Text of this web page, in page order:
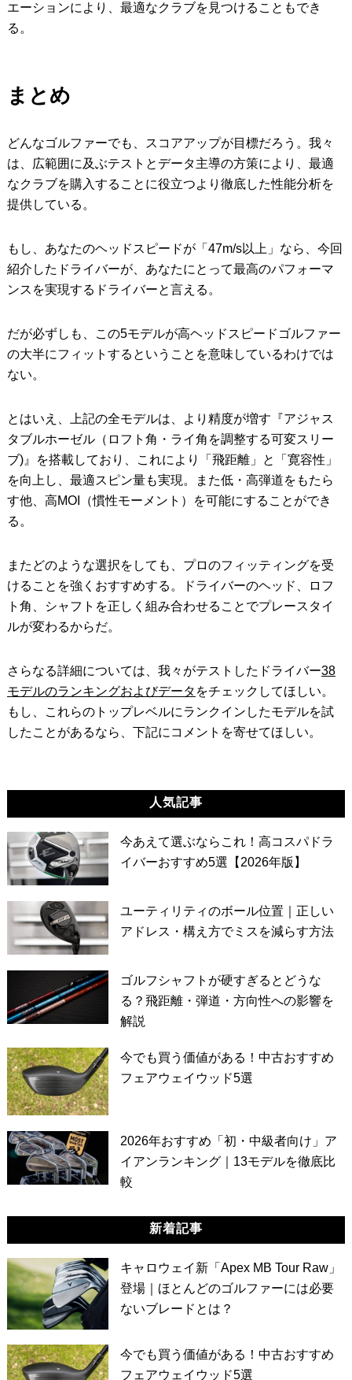
エーションにより、最適なクラブを見つけることもでき
る。
まとめ
どんなゴルファーでも、スコアアップが目標だろう。我々
は、広範囲に及ぶテストとデータ主導の方策により、最適
なクラブを購入することに役立つより徹底した性能分析を
提供している。
もし、あなたのヘッドスピードが「47m/s以上」なら、今回
紹介したドライバーが、あなたにとって最高のパフォーマ
ンスを実現するドライバーと言える。
だが必ずしも、この5モデルが高ヘッドスピードゴルファー
の大半にフィットするということを意味しているわけでは
ない。
とはいえ、上記の全モデルは、より精度が増す『アジャス
タブルホーゼル（ロフト角・ライ角を調整する可変スリー
ブ)』を搭載しており、これにより「飛距離」と「寛容性」
を向上し、最適スピン量も実現。また低・高弾道をもたら
す他、高MOI（慣性モーメント）を可能にすることができ
る。
またどのような選択をしても、プロのフィッティングを受
けることを強くおすすめする。ドライバーのヘッド、ロフ
ト角、シャフトを正しく組み合わせることでプレースタイ
ルが変わるからだ。
さらなる詳細については、我々がテストしたドライバー38
モデルのランキングおよびデータ をチェックしてほしい。
もし、これらのトップレベルにランクインしたモデルを試
したことがあるなら、下記にコメントを寄せてほしい。
人気記事
今あえて選ぶならこれ！高コスパドラ
イバーおすすめ5選【2026年版】
ユーティリティのボール位置｜正しい
アドレス・構え方でミスを減らす方法
ゴルフシャフトが硬すぎるとどうな
る？飛距離・弾道・方向性への影響を
解説
今でも買う価値がある！中古おすすめ
フェアウェイウッド5選
2026年おすすめ「初・中級者向け」ア
イアンランキング｜13モデルを徹底比
較
新着記事
キャロウェイ新「Apex MB Tour Raw」
登場｜ほとんどのゴルファーには必要
ないブレードとは？
今でも買う価値がある！中古おすすめ
フェアウェイウッド5選